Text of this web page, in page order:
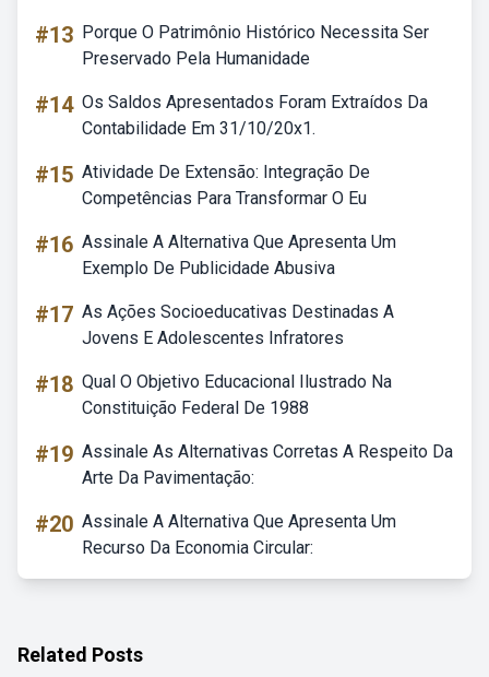
#13 Porque O Patrimônio Histórico Necessita Ser
Preservado Pela Humanidade
#14 Os Saldos Apresentados Foram Extraídos Da
Contabilidade Em 31/10/20x1.
#15 Atividade De Extensão: Integração De
Competências Para Transformar O Eu
#16 Assinale A Alternativa Que Apresenta Um
Exemplo De Publicidade Abusiva
#17 As Ações Socioeducativas Destinadas A
Jovens E Adolescentes Infratores
#18 Qual O Objetivo Educacional Ilustrado Na
Constituição Federal De 1988
#19 Assinale As Alternativas Corretas A Respeito Da
Arte Da Pavimentação:
#20 Assinale A Alternativa Que Apresenta Um
Recurso Da Economia Circular:
Related Posts